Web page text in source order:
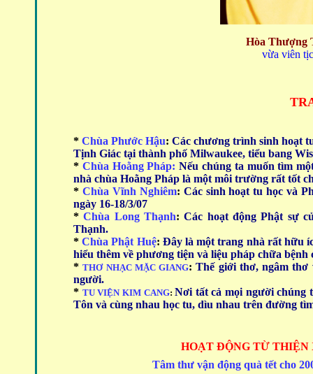
Hòa Thượng
vừa viên
*Chùa Phước Hậu:Các chương trình sinh hoạt
Tịnh Giác tại thành phố Milwaukee, tiểu bang
* Chùa Hoằng Pháp: Nếu chúng ta muốn tìm
nhà chùa Hoằng Pháp là một môi trường rất tốt
* Chùa Vĩnh Nghiêm: Các sinh hoạt tu học và
ngày 16-18/3/07
*Chùa Long Thạnh:Các hoạt động Phật sự
Thạnh.
*Chùa Phật Huệ: Đây là một trang nhà rất hữu
hiểu thêm về phương tiện và liệu pháp chữa bệnh
*THƠ NHẠC MẶC GIANG:Thế giới thơ, ngâm thơ
người.
* TU VIỆN KIM CANG:Nơi tất cả mọi người chúng
Tôn và cùng nhau học tu, dìu nhau trên đường
HOẠT ĐỘNG TỪ THIỆN
Tâm thư vận động quà tết cho